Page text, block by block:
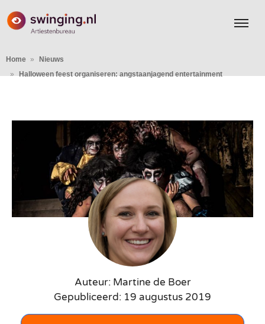
Home
Nieuws
Halloween feest organiseren: angstaanjagend entertainment
Auteur: Martine de Boer
Gepubliceerd: 19 augustus 2019